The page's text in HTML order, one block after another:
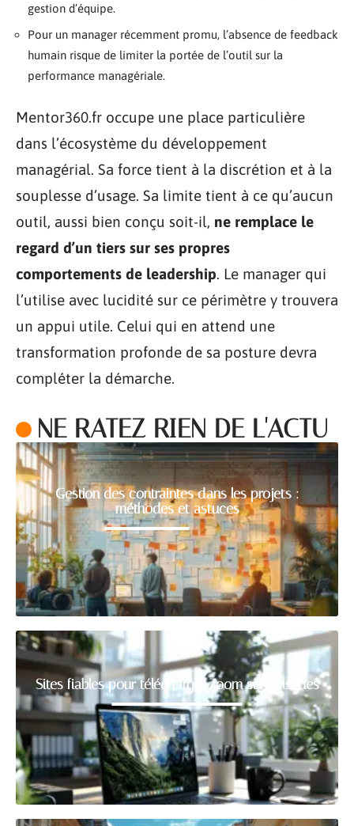
gestion d’équipe.
Pour un manager récemment promu, l’absence de feedback
humain risque de limiter la portée de l’outil sur la
performance managériale.
Mentor360.fr occupe une place particulière
dans l’écosystème du développement
managérial. Sa force tient à la discrétion et à la
souplesse d’usage. Sa limite tient à ce qu’aucun
outil, aussi bien conçu soit-il, ne remplace le
regard d’un tiers sur ses propres
comportements de leadership. Le manager qui
l’utilise avec lucidité sur ce périmètre y trouvera
un appui utile. Celui qui en attend une
transformation profonde de sa posture devra
compléter la démarche.
NE RATEZ RIEN DE L'ACTU
Gestion des contraintes dans les projets :
méthodes et astuces
Sites fiables pour télécharger Zoom sans risques